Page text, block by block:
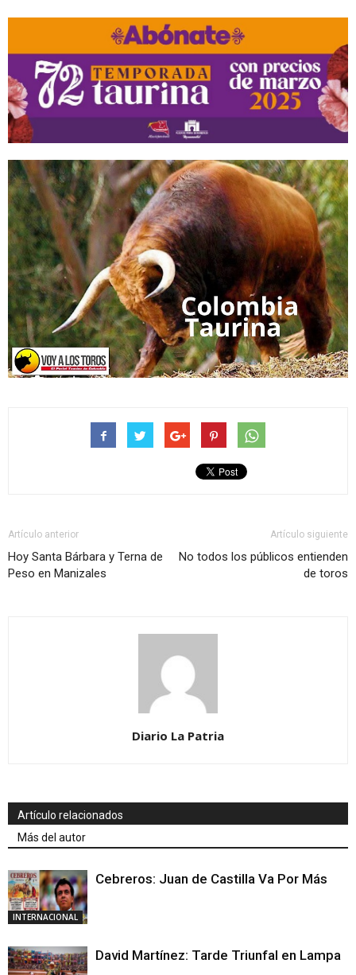
Artículo anterior
Hoy Santa Bárbara y Terna de
Peso en Manizales
Artículo siguiente
No todos los públicos entienden
de toros
Diario La Patria
Artículo relacionados
Más del autor
INTERNACIONAL
Cebreros: Juan de Castilla Va Por Más
David Martínez: Tarde Triunfal en Lampa